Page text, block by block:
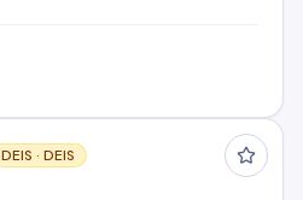
DEIS · DEIS